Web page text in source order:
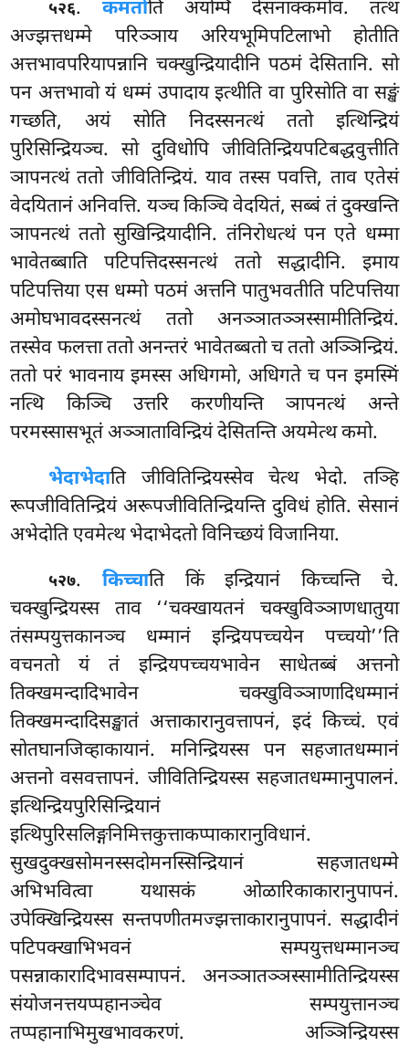
५२६. कमतोति अयम्पि देसनाक्कमोव. तत्थ
अज्झत्तधम्मे परिञ्ञाय अरियभूमिपटिलाभो होतीति
अत्तभावपरियापन्नानि चक्खुन्द्रियादीनि पठमं देसितानि. सो
पन अत्तभावो यं धम्मं उपादाय इत्थीति वा पुरिसोति वा सङ्खं
गच्छति, अयं सोति निदस्सनत्थं ततो इत्थिन्द्रियं
पुरिसिन्द्रियञ्च. सो दुविधोपि जीवितिन्द्रियपटिबद्धवुत्तीति
ञापनत्थं ततो जीवितिन्द्रियं. याव तस्स पवत्ति, ताव एतेसं
वेदयितानं अनिवत्ति. यञ्च किञ्चि वेदयितं, सब्बं तं दुक्खन्ति
ञापनत्थं ततो सुखिन्द्रियादीनि. तंनिरोधत्थं पन एते धम्मा
भावेतब्बाति पटिपत्तिदस्सनत्थं ततो सद्धादीनि. इमाय
पटिपत्तिया एस धम्मो पठमं अत्तनि पातुभवतीति पटिपत्तिया
अमोघभावदस्सनत्थं ततो अनञ्ञातञ्ञस्सामीतिन्द्रियं.
तस्सेव फलत्ता ततो अनन्तरं भावेतब्बतो च ततो अञ्ञिन्द्रियं.
ततो परं भावनाय इमस्स अधिगमो, अधिगते च पन इमस्मिं
नत्थि किञ्चि उत्तरि करणीयन्ति ञापनत्थं अन्ते
परमस्सासभूतं अञ्ञाताविन्द्रियं देसितन्ति अयमेत्थ कमो.
भेदाभेदाति जीवितिन्द्रियस्सेव चेत्थ भेदो. तञ्हि
रूपजीवितिन्द्रियं अरूपजीवितिन्द्रियन्ति दुविधं होति. सेसानं
अभेदोति एवमेत्थ भेदाभेदतो विनिच्छयं विजानिया.
५२७. किच्चाति किं इन्द्रियानं किच्चन्ति चे.
चक्खुन्द्रियस्स ताव ‘‘चक्खायतनं चक्खुविञ्ञाणधातुया
तंसम्पयुत्तकानञ्च धम्मानं इन्द्रियपच्चयेन पच्चयो’’ति
वचनतो यं तं इन्द्रियपच्चयभावेन साधेतब्बं अत्तनो
तिक्खमन्दादिभावेन चक्खुविञ्ञाणादिधम्मानं
तिक्खमन्दादिसङ्खातं अत्ताकारानुवत्तापनं, इदं किच्चं. एवं
सोतघानजिव्हाकायानं. मनिन्द्रियस्स पन सहजातधम्मानं
अत्तनो वसवत्तापनं. जीवितिन्द्रियस्स सहजातधम्मानुपालनं.
इत्थिन्द्रियपुरिसिन्द्रियानं
इत्थिपुरिसलिङ्गनिमित्तकुत्ताकप्पाकारानुविधानं.
सुखदुक्खसोमनस्सदोमनस्सिन्द्रियानं सहजातधम्मे
अभिभवित्वा यथासकं ओळारिकाकारानुपापनं.
उपेक्खिन्द्रियस्स सन्तपणीतमज्झत्ताकारानुपापनं. सद्धादीनं
पटिपक्खाभिभवनं सम्पयुत्तधम्मानञ्च
पसन्नाकारादिभावसम्पापनं. अनञ्ञातञ्ञस्सामीतिन्द्रियस्स
संयोजनत्तयप्पहानञ्चेव सम्पयुत्तानञ्च
तप्पहानाभिमुखभावकरणं. अञ्ञिन्द्रियस्स